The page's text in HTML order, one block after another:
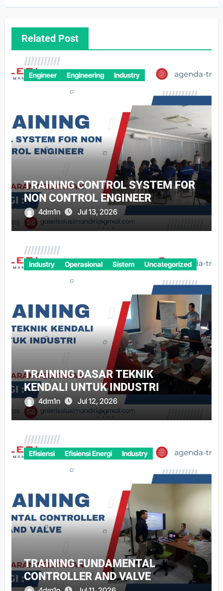
Related Post
Engineer Engineering Industry
TRAINING CONTROL SYSTEM FOR
NON CONTROL ENGINEER
4dm1n Jul 13, 2026
Industry Operasional Sistem Uncategorized
TRAINING DASAR TEKNIK
KENDALI UNTUK INDUSTRI
4dm1n Jul 12, 2026
Efisiensi Efisiensi Energi Industry
TRAINING FUNDAMENTAL
CONTROLLER AND VALVE